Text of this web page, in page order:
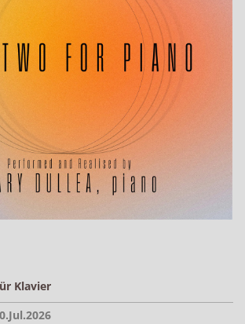
Blog
Klavier